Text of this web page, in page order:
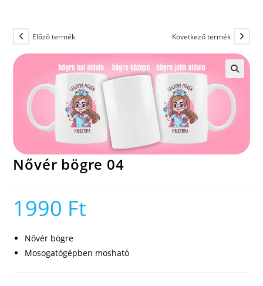
Előző termék Következő termék
Nővér bögre 04
1990 Ft
Nővér bögre
Mosogatógépben mosható